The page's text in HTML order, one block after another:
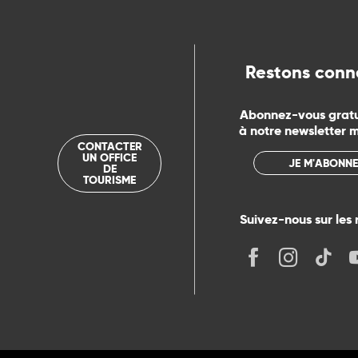
CONTACTER
UN OFFICE
DE
TOURISME
Restons
Abonnez-vous
à notre newsletter
JE M'ABONNE
Suivez-nous sur les